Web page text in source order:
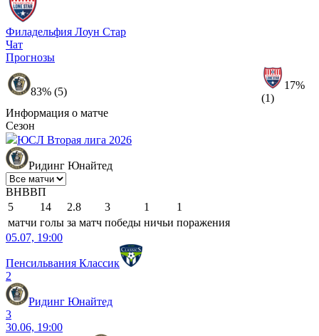
Филадельфия Лоун Стар
Чат
Прогнозы
83% (5)
17%
(1)
Информация о матче
Сезон
ЮСЛ Вторая лига 2026
Ридинг Юнайтед
ВНВВП
5
14 2.8 3 1
1
матчи голы за матч победы ничьи поражения
05.07, 19:00
Пенсильвания Классик
2
Ридинг Юнайтед
3
30.06, 19:00